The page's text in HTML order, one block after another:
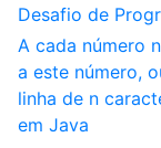
Desafio de
A cada número
a este número,
linha de n
em Java